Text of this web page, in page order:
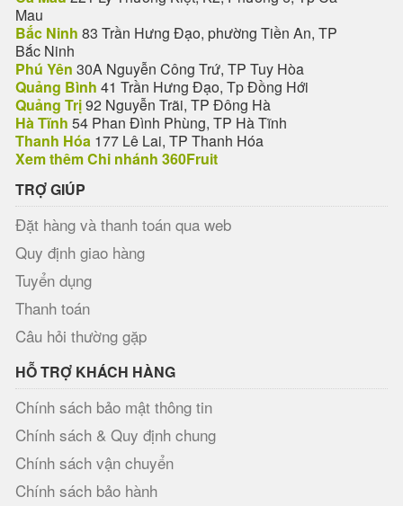
Mau
Bắc Ninh 83 Trần Hưng Đạo, phường Tiền An, TP
Bắc Ninh
Phú Yên 30A Nguyễn Công Trứ, TP Tuy Hòa
Quảng Bình 41 Trần Hưng Đạo, Tp Đồng Hới
Quảng Trị92 Nguyễn Trãi, TP Đông Hà
Hà Tĩnh 54 Phan Đình Phùng, TP Hà Tĩnh
Thanh Hóa 177 Lê Lai, TP Thanh Hóa
Xem thêm Chi nhánh 360Fruit
TRỢ GIÚP
Đặt hàng và thanh toán qua web
Quy định giao hàng
Tuyển dụng
Thanh toán
Câu hỏi thường gặp
HỖ TRỢ KHÁCH HÀNG
Chính sách bảo mật thông tin
Chính sách & Quy định chung
Chính sách vận chuyển
Chính sách bảo hành